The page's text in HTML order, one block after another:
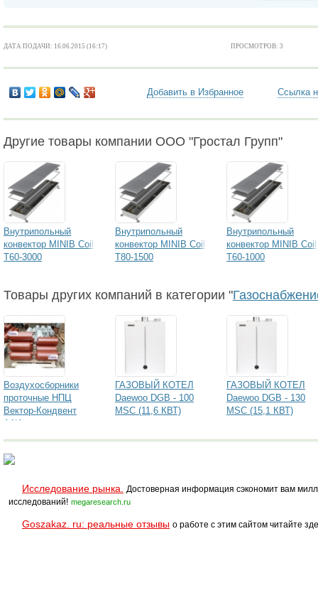
ДАТА ПОДАЧИ: 16.06.2015 (16:17) ПРОСМОТРОВ: 3
Добавить в Избранное Ссылка
Другие товары компании ООО "Гростал Групп"
Внутрипольный
конвектор MINIB Coil
T60-3000
Внутрипольный
конвектор MINIB Coil
T80-1500
Внутрипольный
конвектор MINIB Coil
T60-1000
Товары других компаний в категории "
Воздухосборники
проточные НПЦ
Вектор-Кондвент
А1И
ГАЗОВЫЙ КОТЕЛ
Daewoo DGB - 100
MSC (11,6 КВТ)
ГАЗОВЫЙ КОТЕЛ
Daewoo DGB - 130
MSC (15,1 КВТ)
Исследование рынка.
Достоверная информация сэкономит вам
исследований! megaresearch.ru
Goszakaz. ru: реальные отзывы о работе с этим сайтом читайте